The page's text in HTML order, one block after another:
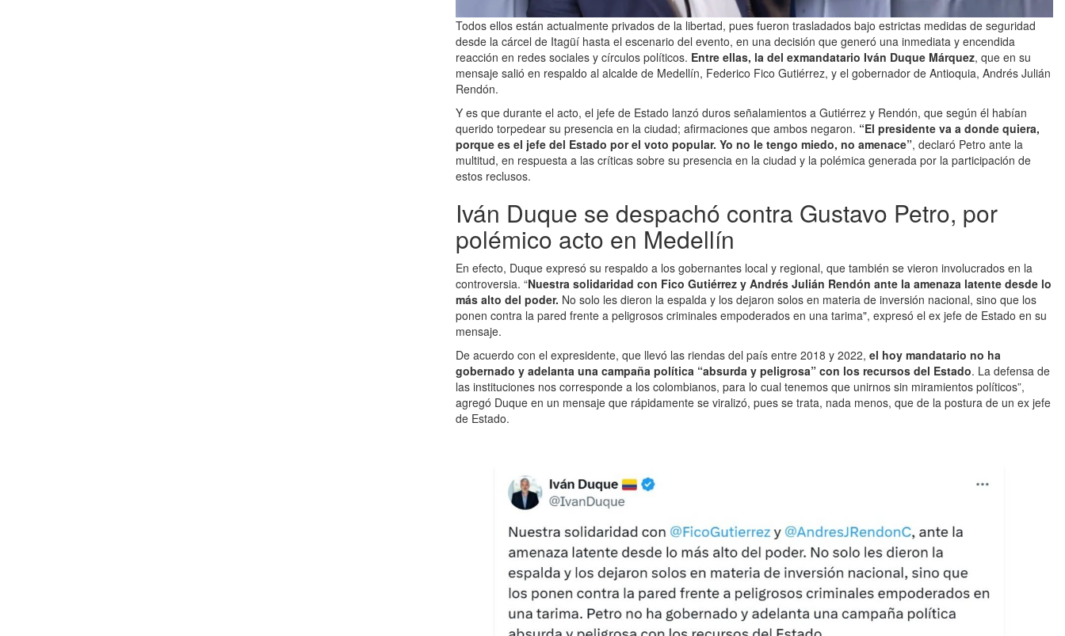
Todos ellos están actualmente privados de la libertad, pues fueron trasladados bajo estrictas medidas de seguridad
desde la cárcel de Itagüí hasta el escenario del evento, en una decisión que generó una inmediata y encendida
reacción en redes sociales y círculos políticos. Entre ellas, la del exmandatario Iván Duque Márquez, que en su
mensaje salió en respaldo al alcalde de Medellín, Federico Fico Gutiérrez, y el gobernador de Antioquia, Andrés Julián
Rendón.
Y es que durante el acto, el jefe de Estado lanzó duros señalamientos a Gutiérrez y Rendón, que según él habían
querido torpedear su presencia en la ciudad; afirmaciones que ambos negaron. “El presidente va a donde quiera,
porque es el jefe del Estado por el voto popular. Yo no le tengo miedo, no amenace”, declaró Petro ante la
multitud, en respuesta a las críticas sobre su presencia en la ciudad y la polémica generada por la participación de
estos reclusos.
Iván Duque se despachó contra Gustavo Petro, por
polémico acto en Medellín
En efecto, Duque expresó su respaldo a los gobernantes local y regional, que también se vieron involucrados en la
controversia. “Nuestra solidaridad con Fico Gutiérrez y Andrés Julián Rendón ante la amenaza latente desde lo
más alto del poder. No solo les dieron la espalda y los dejaron solos en materia de inversión nacional, sino que los
ponen contra la pared frente a peligrosos criminales empoderados en una tarima", expresó el ex jefe de Estado en su
mensaje.
De acuerdo con el expresidente, que llevó las riendas del país entre 2018 y 2022, el hoy mandatario no ha
gobernado y adelanta una campaña política “absurda y peligrosa” con los recursos del Estado. La defensa de
las instituciones nos corresponde a los colombianos, para lo cual tenemos que unirnos sin miramientos políticos”,
agregó Duque en un mensaje que rápidamente se viralizó, pues se trata, nada menos, que de la postura de un ex jefe
de Estado.